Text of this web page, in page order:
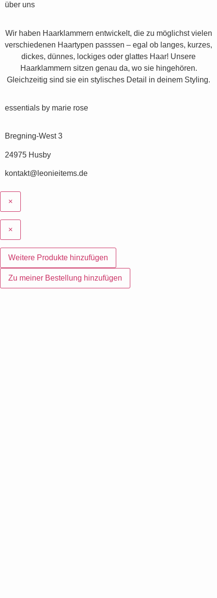
über uns
Wir haben Haarklammern entwickelt, die zu möglichst vielen
verschiedenen Haartypen passsen – egal ob langes, kurzes,
dickes, dünnes, lockiges oder glattes Haar! Unsere
Haarklammern sitzen genau da, wo sie hingehören.
Gleichzeitig sind sie ein stylisches Detail in deinem Styling.
essentials by marie rose
Bregning-West 3
24975 Husby
kontakt@leonieitems.de
×
×
Weitere Produkte hinzufügen
Zu meiner Bestellung hinzufügen